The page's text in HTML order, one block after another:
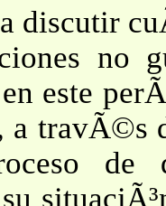
discutir
no
este
a travÃ©s
de